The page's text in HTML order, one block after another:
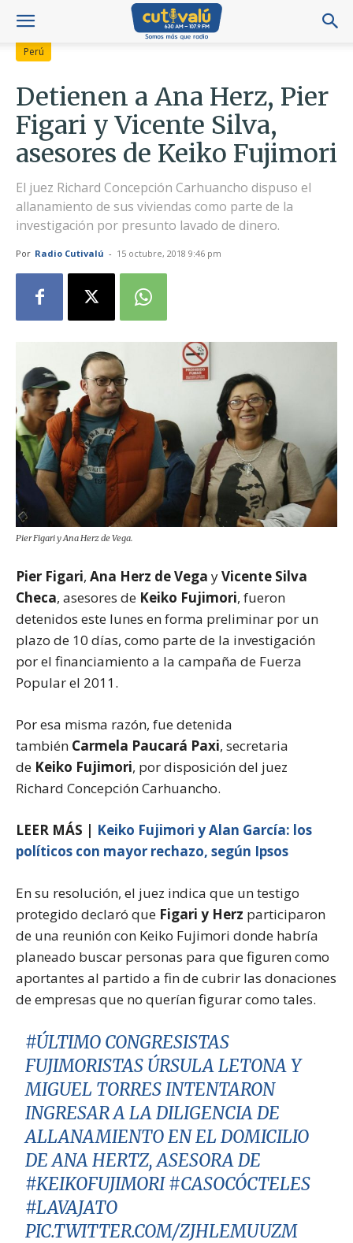
Perú
Detienen a Ana Herz, Pier
Figari y Vicente Silva,
asesores de Keiko Fujimori
El juez Richard Concepción Carhuancho dispuso el
allanamiento de sus viviendas como parte de la
investigación por presunto lavado de dinero.
Por Radio Cutivalú - 15 octubre, 2018 9:46 pm
Pier Figari y Ana Herz de Vega.
Pier Figari, Ana Herz de Vega yVicente Silva
Checa, asesores de Keiko Fujimori, fueron
detenidos este lunes en forma preliminar por un
plazo de 10 días, como parte de la investigación
por el financiamiento a la campaña de Fuerza
Popular el 2011.
Por esa misma razón, fue detenida
también Carmela Paucará Paxi, secretaria
de Keiko Fujimori, por disposición del juez
Richard Concepción Carhuancho.
LEER MÁS | Keiko Fujimori y Alan García: los
políticos con mayor rechazo, según Ipsos
En su resolución, el juez indica que un testigo
protegido declaró que Figari y Herz participaron
de una reunión con Keiko Fujimori donde habría
planeado buscar personas para que figuren como
aportantes al partido a fin de cubrir las donaciones
de empresas que no querían figurar como tales.
#ÚLTIMO CONGRESISTAS
FUJIMORISTAS ÚRSULA LETONA Y
MIGUEL TORRES INTENTARON
INGRESAR A LA DILIGENCIA DE
ALLANAMIENTO EN EL DOMICILIO
DE ANA HERTZ, ASESORA DE
#KEIKOFUJIMORI #CASOCÓCTELES
#LAVAJATO
PIC.TWITTER.COM/ZJHLEMUUZM